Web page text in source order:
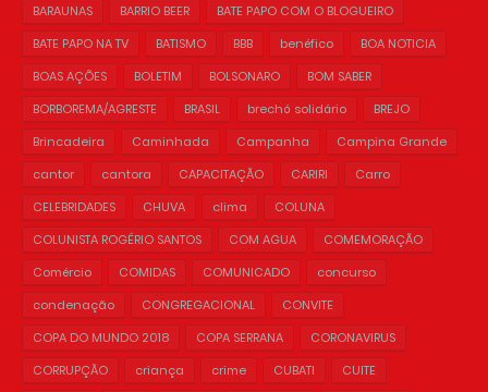
BARAUNAS
BARRIO BEER
BATE PAPO COM O BLOGUEIRO
BATE PAPO NA TV
BATISMO BBB benéfico
BOA NOTICIA
BOAS AÇÕES
BOLETIM BOLSONARO
BOM SABER
BORBOREMA/AGRESTE
BRASIL brechó solidário
BREJO
Brincadeira
Caminhada Campanha
Campina Grande
cantor
cantora CAPACITAÇÃO CARIRI
Carro
CELEBRIDADES
CHUVA clima
COLUNA
COLUNISTA ROGÉRIO SANTOS
COM AGUA
COMEMORAÇÃO
Comércio
COMIDAS COMUNICADO
concurso
condenação
CONGREGACIONAL
CONVITE
COPA DO MUNDO 2018
COPA SERRANA
CORONAVIRUS
CORRUPÇÃO
criança crime CUBATI
CUITE